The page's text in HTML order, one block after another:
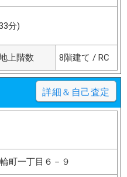
分)
上階数 8階建て / RC
詳細＆自己査定
町一丁目６－９